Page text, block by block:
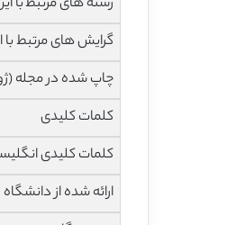
گرایش های مرتبط با
چاپ شده در مجله
کلمات کلیدی
کلمات کلیدی
ارائه شده از دانشگاه